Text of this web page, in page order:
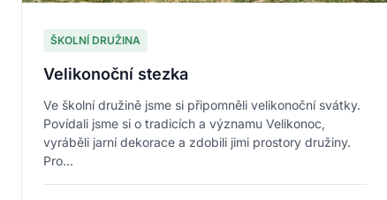
ŠKOLNÍ DRUŽINA
Velikonoční stezka
Ve školní družině jsme si připomněli velikonoční svátky.
Povídali jsme si o tradicích a významu Velikonoc,
vyráběli jarní dekorace a zdobili jimi prostory družiny.
Pro...